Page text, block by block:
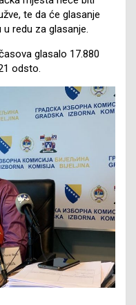
te da će glasanje
redu za glasanje.
glasalo 17.880
odsto.